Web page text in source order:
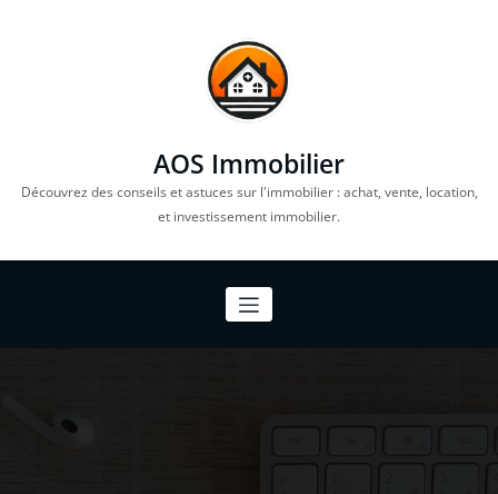
AOS Immobilier
Découvrez des conseils et astuces sur l'immobilier : achat, vente, location,
et investissement immobilier.